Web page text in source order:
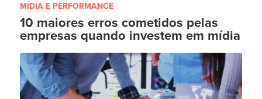
MÍDIA E PERFORMANCE
10 maiores erros cometidos pelas
empresas quando investem em mídia